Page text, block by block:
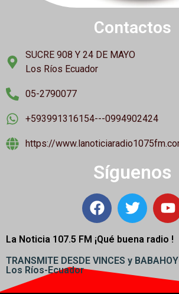
Contactos
SUCRE 908 Y 24 DE MAYO
Los Ríos Ecuador
05-2790077
+593991316154---0994902424
https://
Síguenos
La Noticia 107.5 FM ¡Qué buena radio !
TRANSMITE DESDE VINCES y
Los Ríos-Ecuador